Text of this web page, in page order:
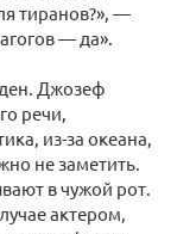
тиранов?», —
— да».
Джозеф
речи,
из-за океана,
не заметить.
в чужой рот.
актером,